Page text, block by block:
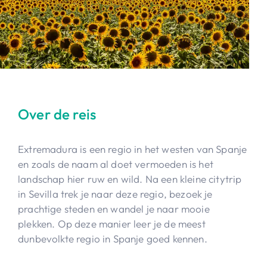
Over de reis
Extremadura is een regio in het westen van Spanje
en zoals de naam al doet vermoeden is het
landschap hier ruw en wild. Na een kleine citytrip
in Sevilla trek je naar deze regio, bezoek je
prachtige steden en wandel je naar mooie
plekken. Op deze manier leer je de meest
dunbevolkte regio in Spanje goed kennen.